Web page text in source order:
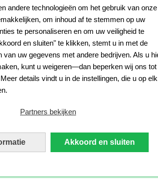
andere technologieën om het gebruik van onze
om inhoud af te stemmen op uw
te personaliseren en om uw veiligheid te
en sluiten" te klikken, stemt u in met de
van uw gegevens met andere bedrijven. Als u
kunt u weigeren—dan beperken wij ons tot
details vindt u in de instellingen, die u op elk
Partners bekijken
Akkoord en sluiten